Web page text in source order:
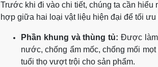
Trước khi đi vào chi tiết, chúng ta cần hiểu
hợp giữa hai loại vật liệu hiện đại để tối ưu
Phần khung và thùng tủ: Được
nước, chống ẩm mốc, chống mối
tuổi thọ vượt trội cho sản phẩm.